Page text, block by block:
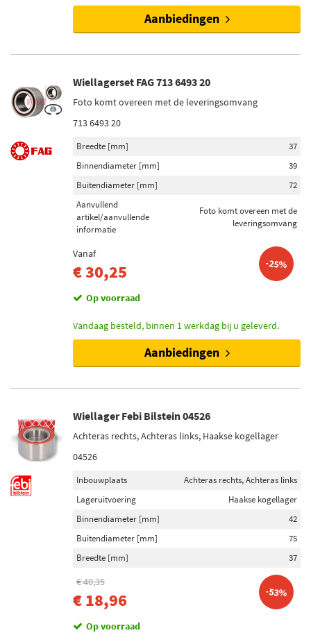
Aanbiedingen
Wiellagerset FAG 713 6493 20
Foto komt overeen met de leveringsomvang
713 6493 20
Breedte [mm]
37
Binnendiameter [mm]
39
Buitendiameter [mm]
72
Aanvullend
artikel/aanvullende
informatie
Foto komt overeen met de
leveringsomvang
Vanaf
€ 30,25 -25%
Op voorraad
Vandaag besteld, binnen 1 werkdag bij u geleverd.
Aanbiedingen
Wiellager Febi Bilstein 04526
Achteras rechts, Achteras links, Haakse kogellager
04526
Inbouwplaats
Achteras rechts, Achteras links
Lageruitvoering
Haakse kogellager
Binnendiameter [mm]
42
Buitendiameter [mm]
75
Breedte [mm]
37
€ 40,35
€ 18,96 -53%
Op voorraad